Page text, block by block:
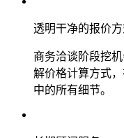
透明干净的报价
商务洽谈阶段挖
解价格计算方式
中的所有细节。